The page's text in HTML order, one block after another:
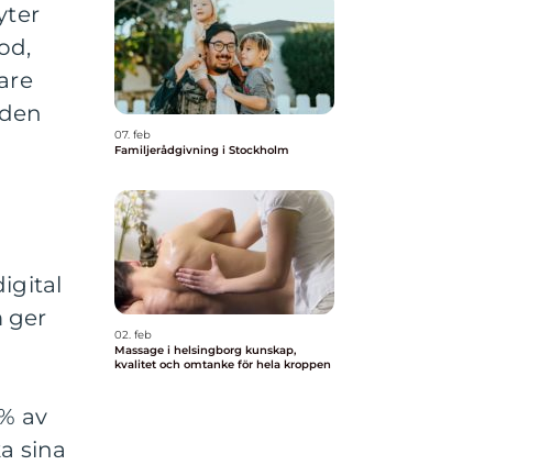
ger
av
sina
07. feb
Familjerådgivning i Stockholm
02. feb
Massage i helsingborg kunskap,
kvalitet och omtanke för hela kroppen